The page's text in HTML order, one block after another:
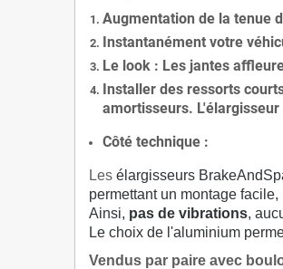
Augmentation de la tenue
Instantanément votre
Le look : Les jantes
Installer des ressorts
amortisseurs. L'élargisseur
Côté technique :
Les élargisseurs
permettant un montage
Ainsi, pas de vibrations,
Le choix de l'aluminium
Vendus par paire avec